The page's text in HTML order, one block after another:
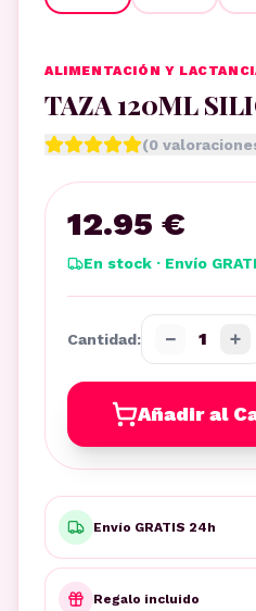
ALIMENTACIÓN Y
TAZA 120ML
(0
12.95 €
En stock · Envío
Cantidad: − 1 +
Añadir al
Envío GRATIS 24h
Regalo incluido